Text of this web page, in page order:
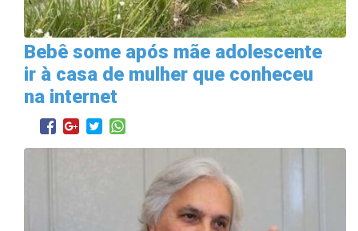
Bebê some após mãe adolescente
ir à casa de mulher que conheceu
na internet